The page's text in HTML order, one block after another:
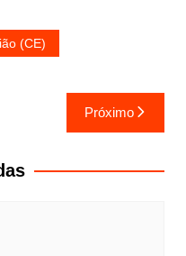
(CE)
Próximo